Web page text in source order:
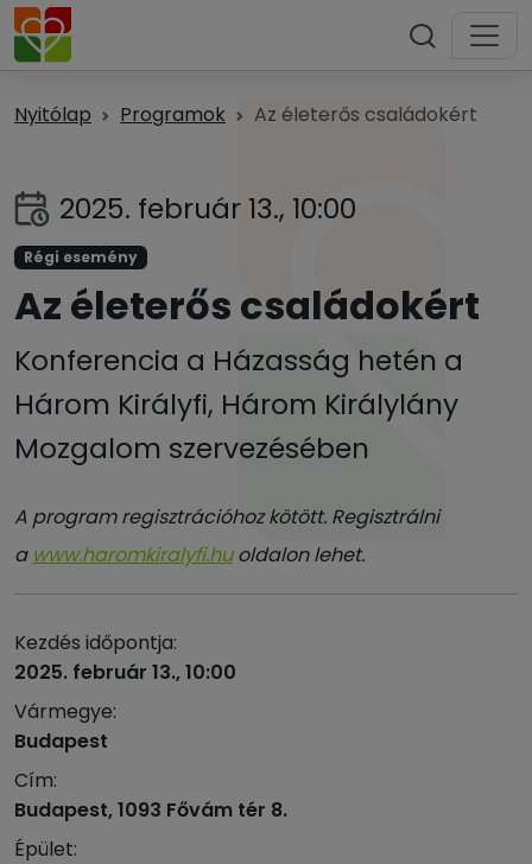
Nyitólap Programok Az életerős családokért
2025. február 13., 10:00
Régi esemény
Az életerős családokért
Konferencia a Házasság hetén a
Három Királyfi, Három Királylány
Mozgalom szervezésében
A program regisztrációhoz kötött. Regisztrálni
a www.haromkiralyfi.hu oldalon lehet.
Kezdés időpontja:
2025. február 13., 10:00
Vármegye:
Budapest
Cím:
Budapest, 1093 Fővám tér 8.
Épület: